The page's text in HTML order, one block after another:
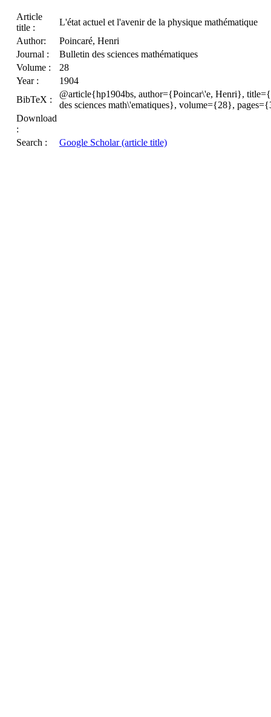
Article
title :
L'état actuel et l'avenir de la physique mathématique
Author:
Poincaré, Henri
Journal :
Bulletin des sciences mathématiques
Volume :
28
Year :
1904
BibTeX :
@article{hp1904bs, author={Poincar\'e, Henri},
des sciences math\'ematiques}, volume={28},
Download
:
Search :
Google Scholar (article title)